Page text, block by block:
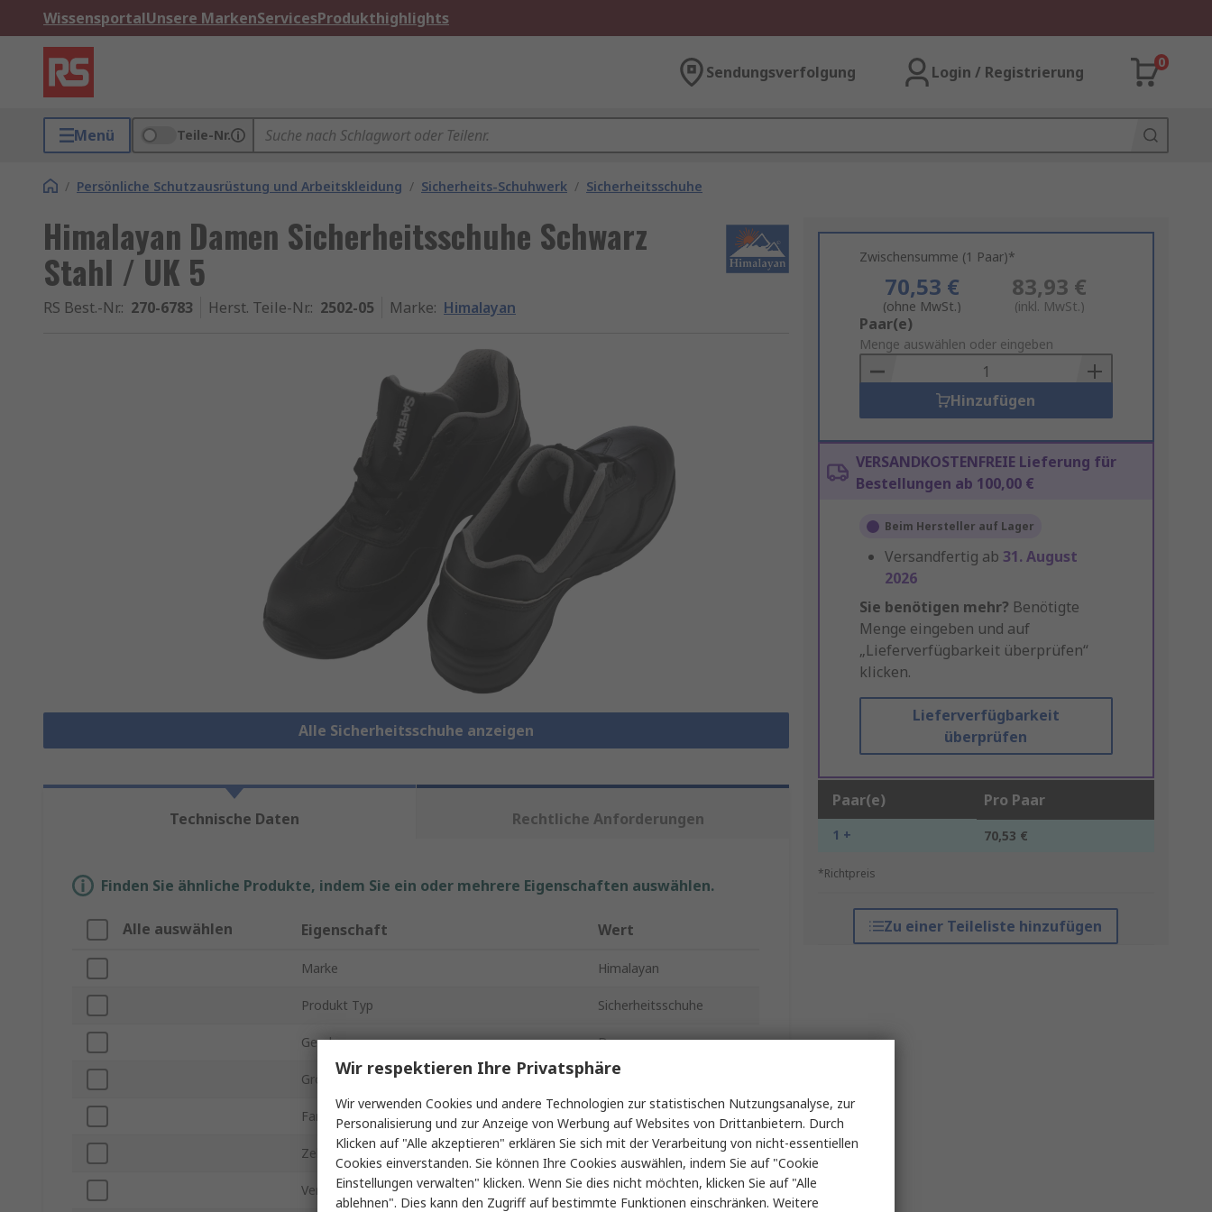
WissensportalUnsere MarkenServicesProdukthighlights
Sendungsverfolgung Login / Registrierung
0
Menü Teile-Nr.
/ Persönliche Schutzausrüstung und Arbeitskleidung / Sicherheits-Schuhwerk / Sicherheitsschuhe
Himalayan Damen Sicherheitsschuhe Schwarz
Stahl / UK 5
RS Best.-Nr.: 270-6783 Herst. Teile-Nr.: 2502-05 Marke: Himalayan
Alle Sicherheitsschuhe anzeigen
Zwischensumme (1 Paar)*
70,53 €
(ohne MwSt.)
83,93 €
(inkl. MwSt.)
Add
to
Basket
Paar(e)
Menge auswählen oder eingeben
Hinzufügen
VERSANDKOSTENFREIE Lieferung für
Bestellungen ab 100,00 €
Beim Hersteller auf Lager
Versandfertig ab 31. August
2026
Sie benötigen mehr? Benötigte
Menge eingeben und auf
„Lieferverfügbarkeit überprüfen“
klicken.
Lieferverfügbarkeit
überprüfen
Paar(e) Pro Paar
1 + 70,53 €
*Richtpreis
Zu einer Teileliste hinzufügen
Technische Daten Rechtliche Anforderungen
Finden Sie ähnliche Produkte, indem Sie ein oder mehrere Eigenschaften auswählen.
Alle auswählen Eigenschaft Wert
Marke Himalayan
Produkt Typ Sicherheitsschuhe
Gender Damen
Größe UK 5
Farbe Schwarz
Zehenschutzkappe Typ Stahl
Verschlusstyp Schnüren
Wir respektieren Ihre Privatsphäre
Wir verwenden Cookies und andere Technologien zur statistischen Nutzungsanalyse, zur
Personalisierung und zur Anzeige von Werbung auf Websites von Drittanbietern. Durch
Klicken auf "Alle akzeptieren" erklären Sie sich mit der Verarbeitung von nicht-essentiellen
Cookies einverstanden. Sie können Ihre Cookies auswählen, indem Sie auf "Cookie
Einstellungen verwalten" klicken. Wenn Sie dies nicht möchten, klicken Sie auf "Alle
ablehnen". Dies kann den Zugriff auf bestimmte Funktionen einschränken. Weitere